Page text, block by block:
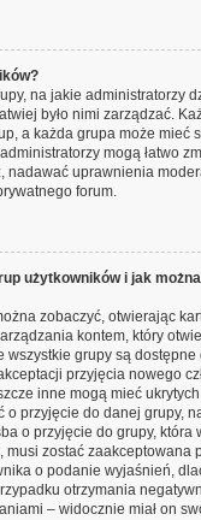
na jakie administratorzy
było nimi zarządzać.
a każda grupa może mieć
mogą łatwo
nadawać uprawnienia
forum.
użytkowników i jak
zobaczyć, otwierając
kontem, który
wszystkie grupy są
przyjęcia nowego
inne mogą mieć ukrytych
o przyjęcie do danej grupy,
o przyjęcie do grupy, która
musi zostać zaakceptowana
o podanie wyjaśnień,
otrzymania
– widocznie miał on